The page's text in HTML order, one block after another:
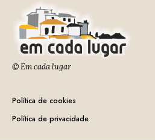
© Em cada lugar
Política de cookies
Política de privacidade